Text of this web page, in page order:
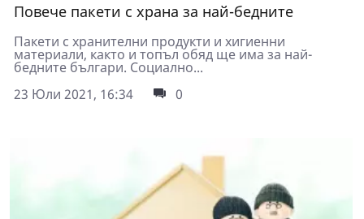
Повече пакети с храна за най-бедните
Пакети с хранителни продукти и хигиенни
материали, както и топъл обяд ще има за най-
бедните българи. Социално...
23 Юли 2021, 16:34
0